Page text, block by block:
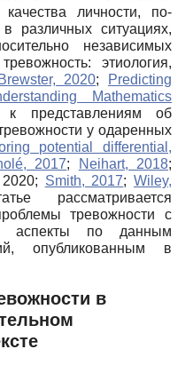
личности, по-
различных ситуациях,
независимых
этиология,
Brewster, 2020;
Predicting
Mathematics
представлениям об
у одаренных
potential differential,
2017; Neihart, 2018;
; Smith, 2017;Wiley,
рассматривается
тревожности с
аспекты по данным
опубликованным в
в